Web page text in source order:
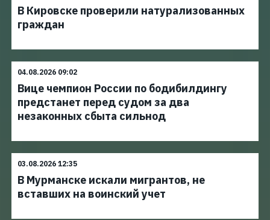
В Кировске проверили натурализованных
граждан
04.08.2026 09:02
Вице чемпион России по бодибилдингу
предстанет перед судом за два
незаконных сбыта сильнод
03.08.2026 12:35
В Мурманске искали мигрантов, не
вставших на воинский учет